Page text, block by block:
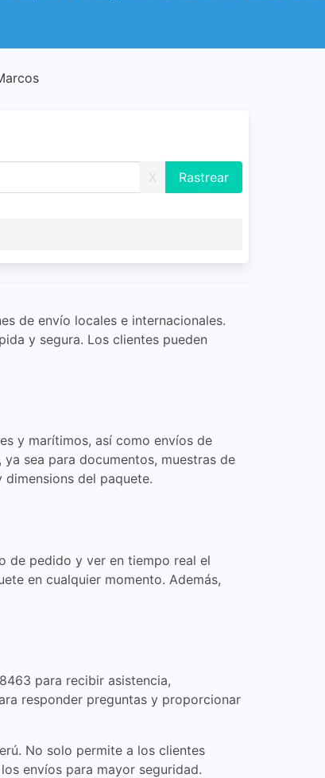
X
de envío locales e internacionales.
y segura. Los clientes pueden
y marítimos, así como envíos de
sea para documentos, muestras de
del paquete.
de pedido y ver en tiempo real el
en cualquier momento. Además,
para recibir asistencia,
responder preguntas y proporcionar
No solo permite a los clientes
envíos para mayor seguridad.